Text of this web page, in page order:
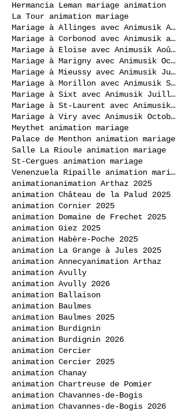
Hermancia Leman mariage animation
La Tour animation mariage
Mariage à Allinges avec Animusik Août 2020
Mariage à Corbonod avec Animusik avril 2023
Mariage à Eloise avec Animusik Août 2020
Mariage à Marigny avec Animusik Octobre 2020
Mariage à Mieussy avec Animusik Juillet 2020
Mariage à Morillon avec Animusik Septembre 2020
Mariage à Sixt avec Animusik Juillet 2020
Mariage à St-Laurent avec Animusik Septembre 2020
Mariage à Viry avec Animusik Octobre 2020
Meythet animation mariage
Palace de Menthon animation mariage
Salle La Rioule animation mariage
St-Cergues animation mariage
Venenzuela Ripaille animation mariage
animationanimation Arthaz 2025
animation Château de la Palud 2025
animation Cornier 2025
animation Domaine de Frechet 2025
animation Giez 2025
animation Habère-Poche 2025
animation La Grange à Jules 2025
animation Annecyanimation Arthaz
animation Avully
animation Avully 2026
animation Ballaison
animation Baulmes
animation Baulmes 2025
animation Burdignin
animation Burdignin 2026
animation Cercier
animation Cercier 2025
animation Chanay
animation Chartreuse de Pomier
animation Chavannes-de-Bogis
animation Chavannes-de-Bogis 2026